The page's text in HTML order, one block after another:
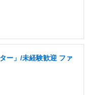
ー」/未経験歓迎 ファ